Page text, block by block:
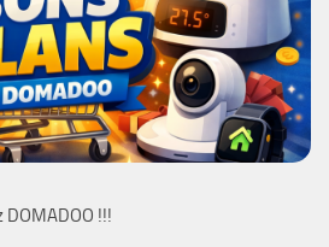
DOMADOO !!!